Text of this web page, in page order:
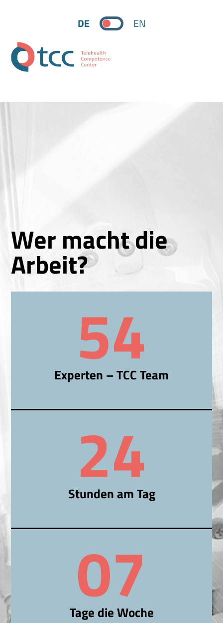
DE EN
Wer macht die
Arbeit?
54
Experten – TCC Team
24
Stunden am Tag
07
Tage die Woche